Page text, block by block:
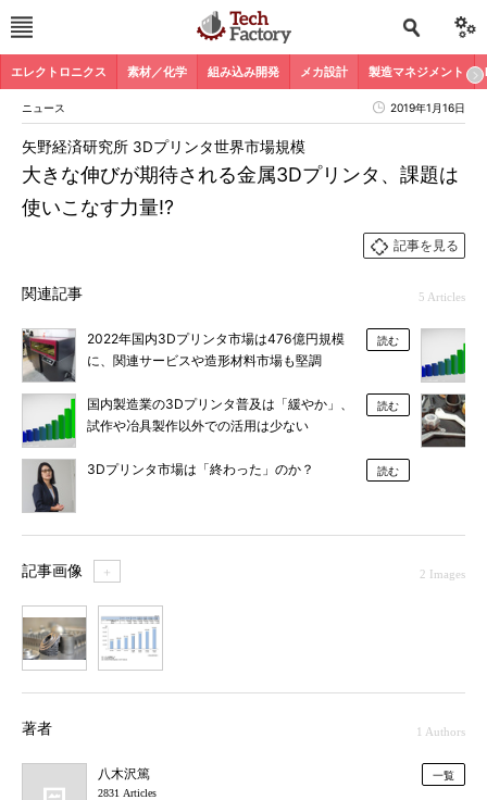
エレクトロニクス 素材／化学 組み込み開発 メカ設計 製造マネジメント
ニュース 2019年1月16日
大きな伸びが期待される金属3Dプリンタ、課題は
使いこなす力量!?
矢野経済研究所 3Dプリンタ世界市場規模
記事を見る
関連記事 5 Articles
2022年国内3Dプリンタ市場は476億円規模
に、関連サービスや造形材料市場も堅調
読む
国内製造業の3Dプリンタ普及は「緩やか」、
試作や冶具製作以外での活用は少ない
読む
3Dプリンタ市場は「終わった」のか？ 読む
記事画像 ＋ 2 Images
著者 1 Authors
八木沢篤
2831 Articles
一覧